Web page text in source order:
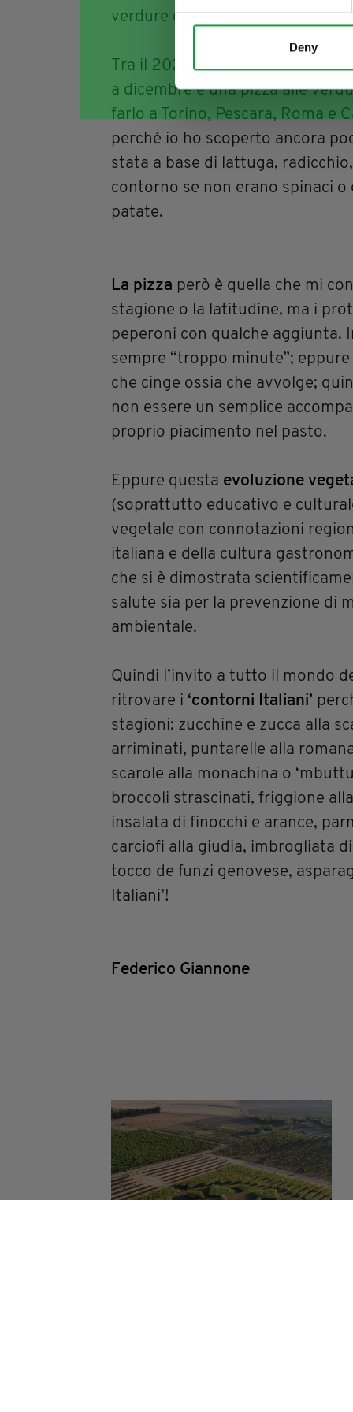
Deny
verdure e gli ortaggi nella
Tra il 2022 e quest’inizio del
a dicembre e una pizza alle
farlo a Torino, Pescara, Roma e
perché io ho scoperto ancora
stata a base di lattuga,
contorno se non erano spinaci
patate.
La pizza però è quella che mi
stagione o la latitudine, ma i
peperoni con qualche aggiunta.
sempre “troppo minute”;
che cinge ossia che avvolge;
non essere un semplice
proprio piacimento nel pasto.
Eppure questa evoluzione
(soprattutto educativo e
vegetale con connotazioni
italiana e della cultura
che si è dimostrata
salute sia per la prevenzione di
ambientale.
Quindi l’invito a tutto il mondo
ritrovare i‘contorni Italiani’
stagioni: zucchine e zucca alla
arriminati, puntarelle alla
scarole alla monachina o
broccoli strascinati, friggione
insalata di finocchi e arance,
carciofi alla giudia, imbrogliata
tocco de funzi genovese,
Italiani’!
Federico Giannone